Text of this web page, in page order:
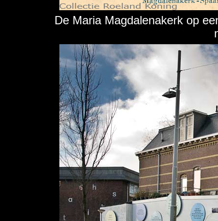
De Maria Magdalenakerk op